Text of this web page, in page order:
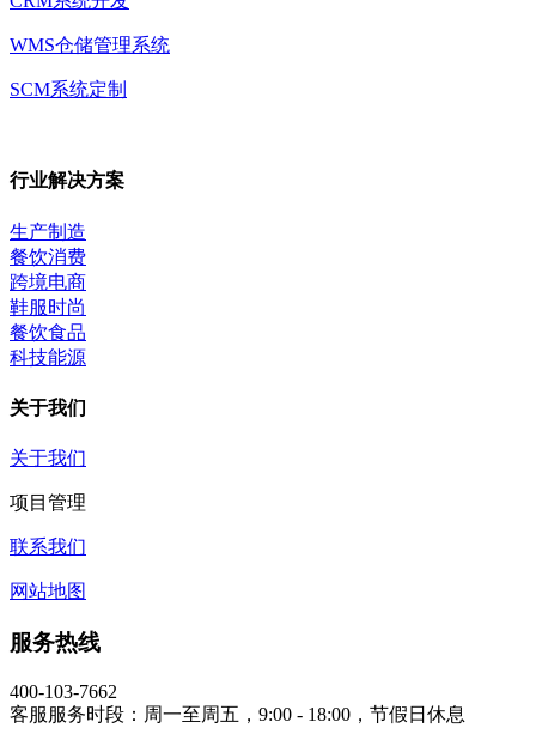
WMS仓储管理系统
SCM系统定制
行业解决方案
生产制造
餐饮消费
跨境电商
鞋服时尚
餐饮食品
科技能源
关于我们
关于我们
项目管理
联系我们
网站地图
服务热线
400-103-7662
客服服务时段：周一至周五，9:00 - 18:00，节假日休息